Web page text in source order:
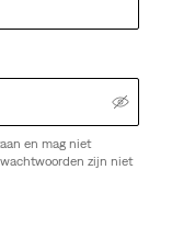
en mag niet
zijn niet